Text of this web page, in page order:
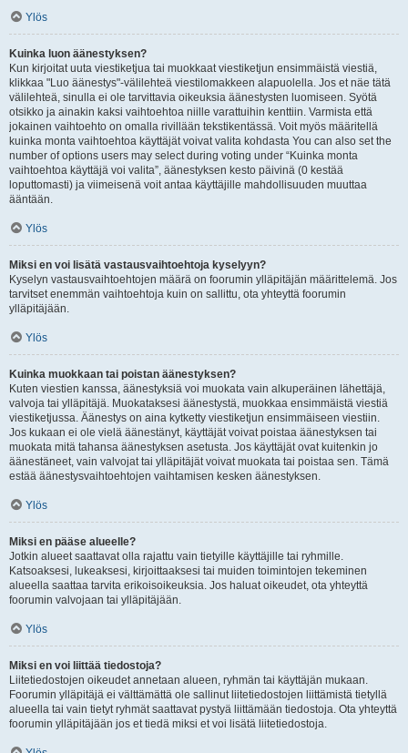
Ylös
Kuinka luon äänestyksen?
Kun kirjoitat uuta viestiketjua tai muokkaat viestiketjun ensimmäistä viestiä,
klikkaa "Luo äänestys"-välilehteä viestilomakkeen alapuolella. Jos et näe tätä
välilehteä, sinulla ei ole tarvittavia oikeuksia äänestysten luomiseen. Syötä
otsikko ja ainakin kaksi vaihtoehtoa niille varattuihin kenttiin. Varmista että
jokainen vaihtoehto on omalla rivillään tekstikentässä. Voit myös määritellä
kuinka monta vaihtoehtoa käyttäjät voivat valita kohdasta You can also set the
number of options users may select during voting under “Kuinka monta
vaihtoehtoa käyttäjä voi valita”, äänestyksen kesto päivinä (0 kestää
loputtomasti) ja viimeisenä voit antaa käyttäjille mahdollisuuden muuttaa
ääntään.
Ylös
Miksi en voi lisätä vastausvaihtoehtoja kyselyyn?
Kyselyn vastausvaihtoehtojen määrä on foorumin ylläpitäjän määrittelemä. Jos
tarvitset enemmän vaihtoehtoja kuin on sallittu, ota yhteyttä foorumin
ylläpitäjään.
Ylös
Kuinka muokkaan tai poistan äänestyksen?
Kuten viestien kanssa, äänestyksiä voi muokata vain alkuperäinen lähettäjä,
valvoja tai ylläpitäjä. Muokataksesi äänestystä, muokkaa ensimmäistä viestiä
viestiketjussa. Äänestys on aina kytketty viestiketjun ensimmäiseen viestiin.
Jos kukaan ei ole vielä äänestänyt, käyttäjät voivat poistaa äänestyksen tai
muokata mitä tahansa äänestyksen asetusta. Jos käyttäjät ovat kuitenkin jo
äänestäneet, vain valvojat tai ylläpitäjät voivat muokata tai poistaa sen. Tämä
estää äänestysvaihtoehtojen vaihtamisen kesken äänestyksen.
Ylös
Miksi en pääse alueelle?
Jotkin alueet saattavat olla rajattu vain tietyille käyttäjille tai ryhmille.
Katsoaksesi, lukeaksesi, kirjoittaaksesi tai muiden toimintojen tekeminen
alueella saattaa tarvita erikoisoikeuksia. Jos haluat oikeudet, ota yhteyttä
foorumin valvojaan tai ylläpitäjään.
Ylös
Miksi en voi liittää tiedostoja?
Liitetiedostojen oikeudet annetaan alueen, ryhmän tai käyttäjän mukaan.
Foorumin ylläpitäjä ei välttämättä ole sallinut liitetiedostojen liittämistä tietyllä
alueella tai vain tietyt ryhmät saattavat pystyä liittämään tiedostoja. Ota yhteyttä
foorumin ylläpitäjään jos et tiedä miksi et voi lisätä liitetiedostoja.